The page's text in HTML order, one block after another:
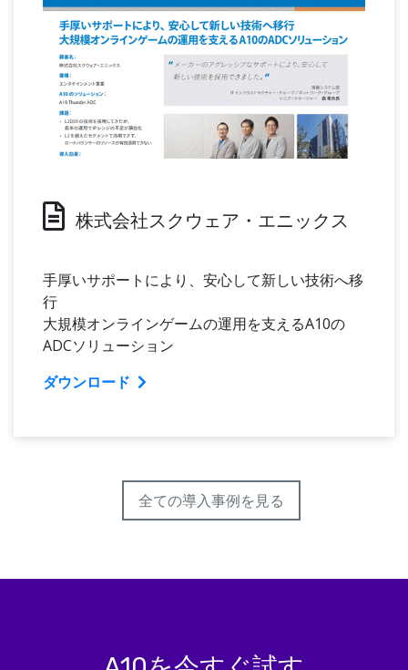
株式会社スクウェア・エニックス
手厚いサポートにより、安心して新しい技術へ移
行
大規模オンラインゲームの運用を支えるA10の
ADCソリューション
ダウンロード
全ての導入事例を見る